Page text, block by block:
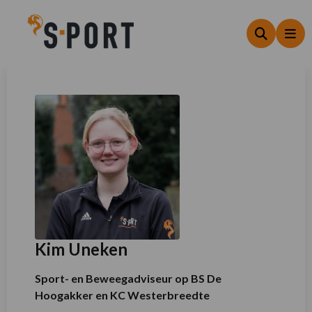
Zoeken
Kim Uneken
Sport- en Beweegadviseur op BS De
Hoogakker en KC Westerbreedte